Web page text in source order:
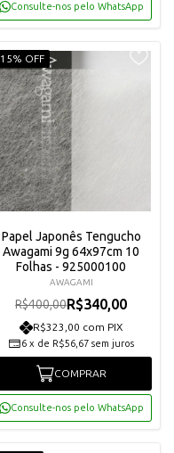
Consulte-nos pelo WhatsApp
15% OFF
Papel Japonês Tengucho
Awagami 9g 64x97cm 10
Folhas - 925000100
AWAGAMI
R$400,00R$340,00
R$323,00 com PIX
6 x de R$56,67 sem juros
COMPRAR
Consulte-nos pelo WhatsApp